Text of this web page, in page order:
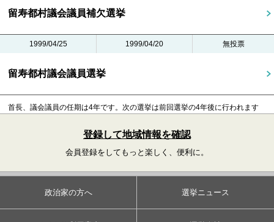
留寿都村議会議員補欠選挙
1999/04/25 1999/04/20 無投票
留寿都村議会議員選挙
首長、議会議員の任期は4年です。 次の選挙は前回選挙の4年後に行われます
登録して地域情報を確認
会員登録をしてもっと楽しく、便利に。
政治家の方へ 選挙ニュース